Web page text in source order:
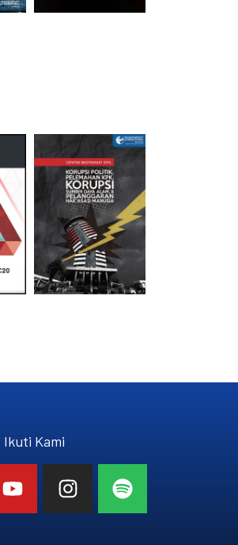
Ikuti Kami